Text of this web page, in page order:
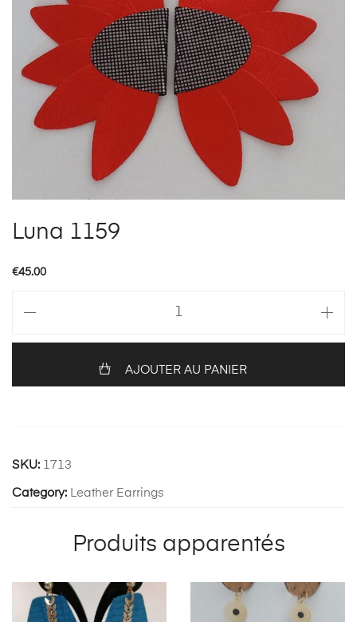
Luna 1159
€45.00
Luna
AJOUTER AU PANIER
SKU: 1713
Category: Leather Earrings
Produits apparentés